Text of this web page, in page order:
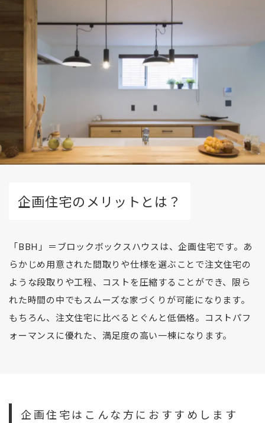
企画住宅のメリットとは？
「BBH」＝ブロックボックスハウスは、企画住宅です。あ
らかじめ用意された間取りや仕様を選ぶことで注文住宅の
ような段取りや工程、コストを圧縮することができ、限ら
れた時間の中でもスムーズな家づくりが可能になります。
もちろん、注文住宅に比べるとぐんと低価格。コストパフ
ォーマンスに優れた、満足度の高い一棟になります。
企画住宅はこんな方におすすめします